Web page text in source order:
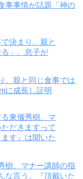
事事情が話題「神の
、親と同じ食事では
に成長し証明
樹、マナー講師の指
な言う。『頂戴いた